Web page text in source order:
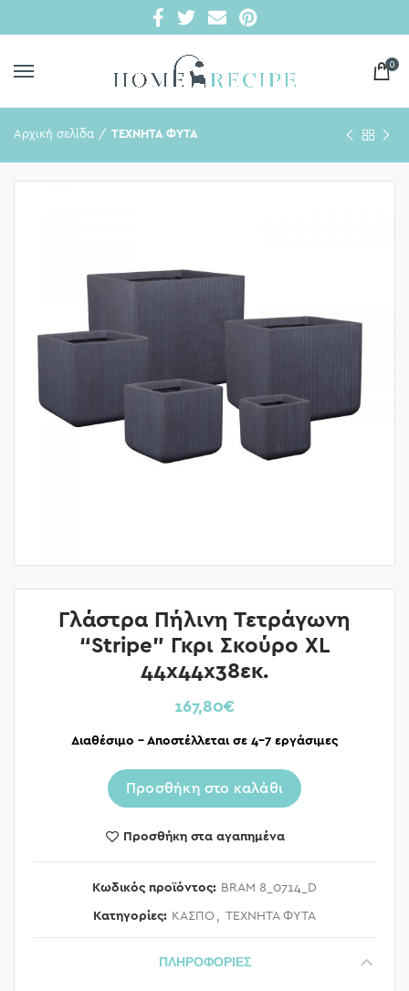
0
Αρχική σελίδα ΤΕΧΝΗΤΑ ΦΥΤΑ
Γλάστρα Πήλινη Τετράγωνη
“Stripe” Γκρι Σκούρο XL
44x44x38εκ.
167,80€
Διαθέσιμο – Αποστέλλεται σε 4-7 εργάσιμες
Προσθήκη στο καλάθι
Προσθήκη στα αγαπημένα
Κωδικός προϊόντος: BRAM 8_0714_D
Κατηγορίες: ΚΑΣΠΟ , ΤΕΧΝΗΤΑ ΦΥΤΑ
ΠΛΗΡΟΦΟΡΙΕΣ